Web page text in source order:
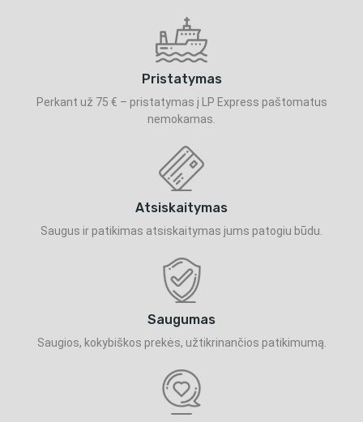
Pristatymas
Perkant už 75 € – pristatymas į LP Express paštomatus
nemokamas.
Atsiskaitymas
Saugus ir patikimas atsiskaitymas jums patogiu būdu.
Saugumas
Saugios, kokybiškos prekės, užtikrinančios patikimumą.